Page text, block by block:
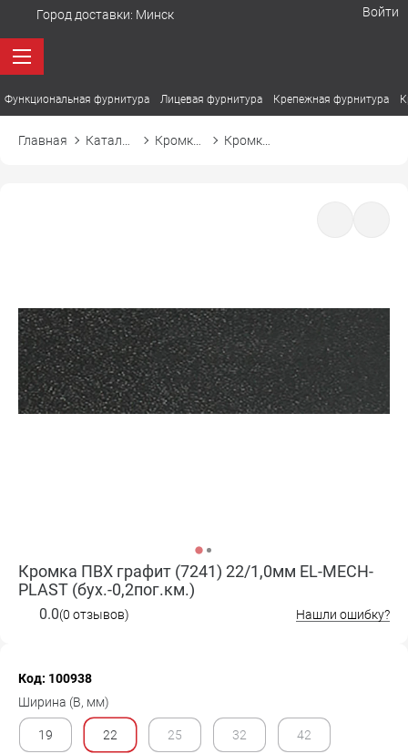
Город доставки: Минск Войти
Функциональная фурнитура Лицевая фурнитура Крепежная фурнитура
Главная
Кромка ПВХ графит (7241) 22/1,0мм EL-MECH-
PLAST (бух.-0,2пог.км.)
0.0(0 отзывов) Нашли ошибку?
Код: 100938
Ширина (B, мм)
19 22 25 32 42